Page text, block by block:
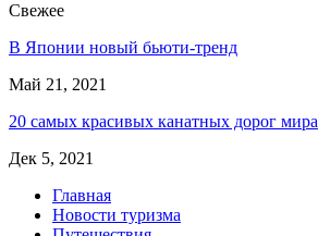
Свежее
В Японии новый бьюти-тренд
Май 21, 2021
20 самых красивых канатных дорог мира
Дек 5, 2021
Главная
Новости туризма